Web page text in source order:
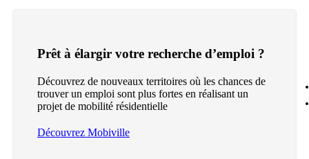
Prêt à élargir votre recherche d’emploi ?
Découvrez de nouveaux territoires où les chances de
trouver un emploi sont plus fortes en réalisant un
projet de mobilité résidentielle
Découvrez Mobiville